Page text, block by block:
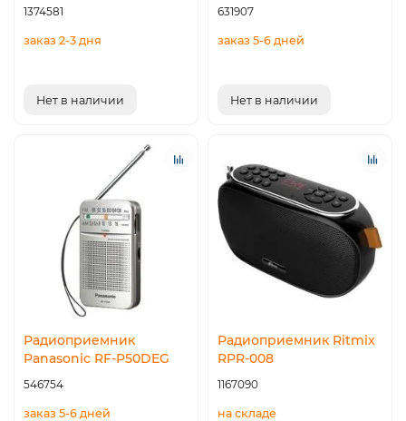
1374581
заказ 2-3 дня
Нет в наличии
631907
заказ 5-6 дней
Нет в наличии
Радиоприемник
Panasonic RF-P50DEG
546754
заказ 5-6 дней
Радиоприемник Ritmix
RPR-008
1167090
на складе